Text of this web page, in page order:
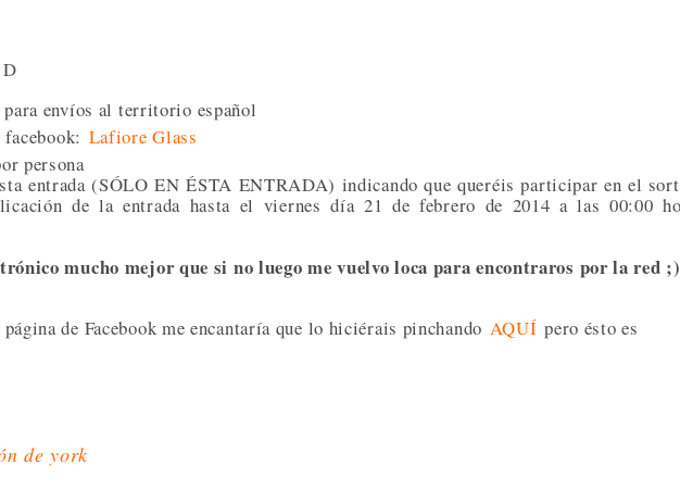
envíos al territorio español
facebook: Lafiore Glass
persona
entrada (SÓLO EN ÉSTA ENTRADA) indicando que queréis participar en el
de la entrada hasta el viernes día 21 de febrero de 2014 a las 00:00
mucho mejor que si no luego me vuelvo loca para encontraros por la red ;)
de Facebook me encantaría que lo hiciérais pinchando AQUÍ pero ésto es
de york